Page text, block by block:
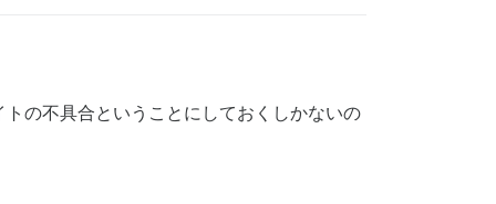
の不具合ということにしておくしかないの